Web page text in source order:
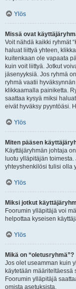
Ylös
Missä ovat
Voit nähdä kaikki ryhmät
haluat liittyä yhteen,
kuitenkaan ole vapaata
kuin voit liittyä. Jotkut
jäsenyyksiä. Jos ryhmä
ryhmä vaatii
klikkaamalla painiketta.
saattaa kysyä miksi
eivät hyväksy pyyntöäsi.
Ylös
Miten pääsen
Käyttäjäryhmän johtaja
luotu ylläpitäjän
yhteyshenkilösi tulisi olla
Ylös
Miksi jotkut
Foorumin ylläpitäjä voi
helpottaa kyseisen
Ylös
Mikä on “oletusryhmä”?
Jos olet useamman kuin
käytetään
Foorumin ylläpitäjä
omista asetuksista.